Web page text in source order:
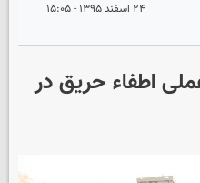
۲۴ اسفند ۱۳۹۵ - ۱۵:۰۵
اطفاء حریق در